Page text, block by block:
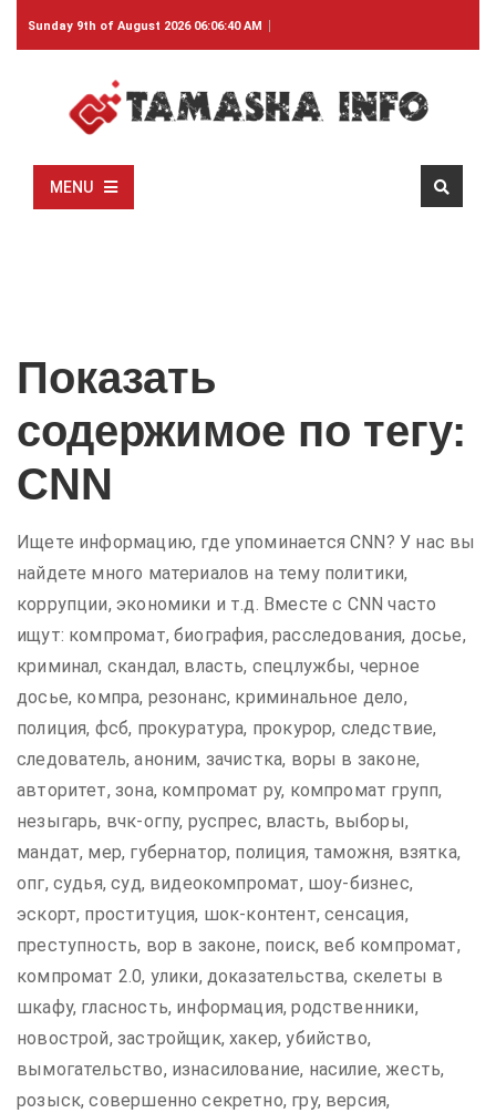
Sunday 9th of August 2026 06:06:40 AM
MENU
Показать
содержимое по тегу:
CNN
Ищете информацию, где упоминается CNN? У нас вы
найдете много материалов на тему политики,
коррупции, экономики и т.д. Вместе с CNN часто
ищут: компромат, биография, расследования, досье,
криминал, скандал, власть, спецлужбы, черное
досье, компра, резонанс, криминальное дело,
полиция, фсб, прокуратура, прокурор, следствие,
следователь, аноним, зачистка, воры в законе,
авторитет, зона, компромат ру, компромат групп,
незыгарь, вчк-огпу, руспрес, власть, выборы,
мандат, мер, губернатор, полиция, таможня, взятка,
опг, судья, суд, видеокомпромат, шоу-бизнес,
эскорт, проституция, шок-контент, сенсация,
преступность, вор в законе, поиск, веб компромат,
компромат 2.0, улики, доказательства, скелеты в
шкафу, гласность, информация, родственники,
новострой, застройщик, хакер, убийство,
вымогательство, изнасилование, насилие, жесть,
розыск, совершенно секретно, гру, версия,